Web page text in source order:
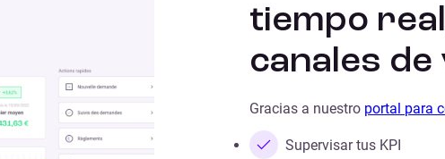
tiempo
canales de
Gracias a nuestro portal para
Supervisar tus KPI